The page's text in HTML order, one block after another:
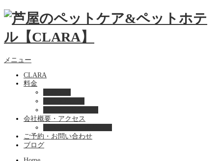
メニュー
CLARA
料金
会社概要・アクセス
ご予約・お問い合わせ
ブログ